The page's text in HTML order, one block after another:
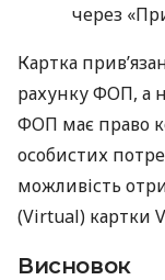
через
Картка
рахунку ФОП, а
ФОП має право
особистих
можливість
(Virtual) картки
Висновок